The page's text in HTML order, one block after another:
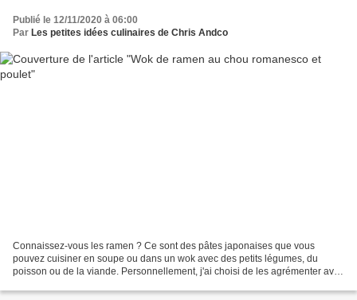
Publié le 12/11/2020 à 06:00
Par Les petites idées culinaires de Chris Andco
Connaissez-vous les ramen ? Ce sont des pâtes japonaises que vous
pouvez cuisiner en soupe ou dans un wok avec des petits légumes, du
poisson ou de la viande. Personnellement, j'ai choisi de les agrémenter avec